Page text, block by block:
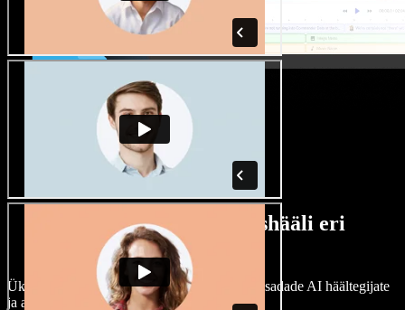
Lai valik mees- ja naishääli eri
aktsentidega
Ükski projekt ei pea kõlama ühtemoodi. Vali sadade AI häältegijate
ja aktsentide hulgast ning kohanda neid.